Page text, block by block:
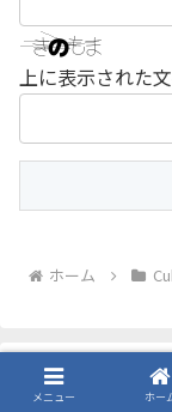
上に表示された
ホーム
スポンサーリンク
メニュー ホー